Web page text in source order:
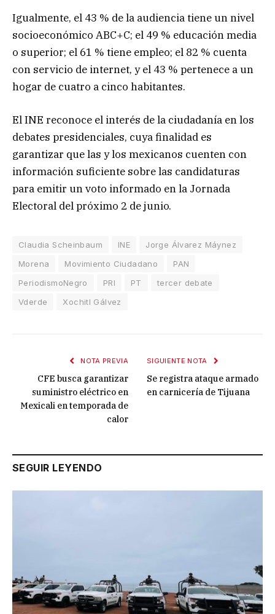
Igualmente, el 43 % de la audiencia tiene un nivel
socioeconómico ABC+C; el 49 % educación media
o superior; el 61 % tiene empleo; el 82 % cuenta
con servicio de internet, y el 43 % pertenece a un
hogar de cuatro a cinco habitantes.
El INE reconoce el interés de la ciudadanía en los
debates presidenciales, cuya finalidad es
garantizar que las y los mexicanos cuenten con
información suficiente sobre las candidaturas
para emitir un voto informado en la Jornada
Electoral del próximo 2 de junio.
Claudia Scheinbaum INE
Jorge Álvarez Máynez
Morena
Movimiento Ciudadano
PAN
PeriodismoNegro
PRI PT
tercer debate
Vderde
Xochitl Gálvez
NOTA PREVIA
CFE busca garantizar
suministro eléctrico en
Mexicali en temporada de
calor
SIGUIENTE NOTA
Se registra ataque armado
en carnicería de Tijuana
SEGUIR LEYENDO